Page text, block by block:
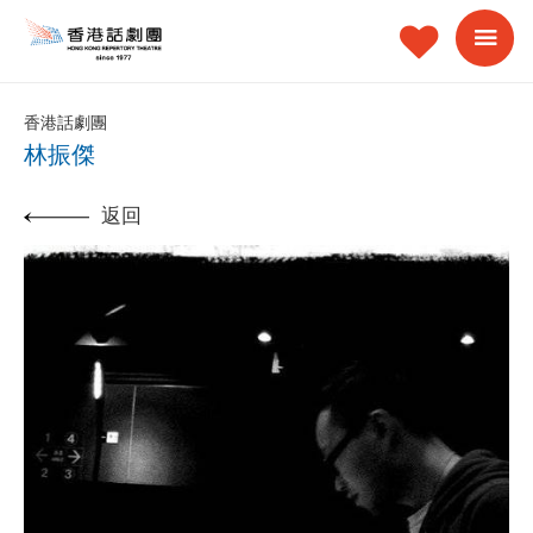
香港話劇團
林振傑
返回